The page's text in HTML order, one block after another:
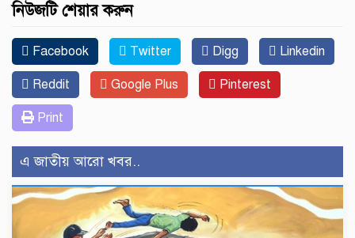
নিউজটি শেয়ার করুন
Facebook Twitter Digg Linkedin
Reddit Google Plus Pinterest
Print
এ জাতীয় আরো খবর..